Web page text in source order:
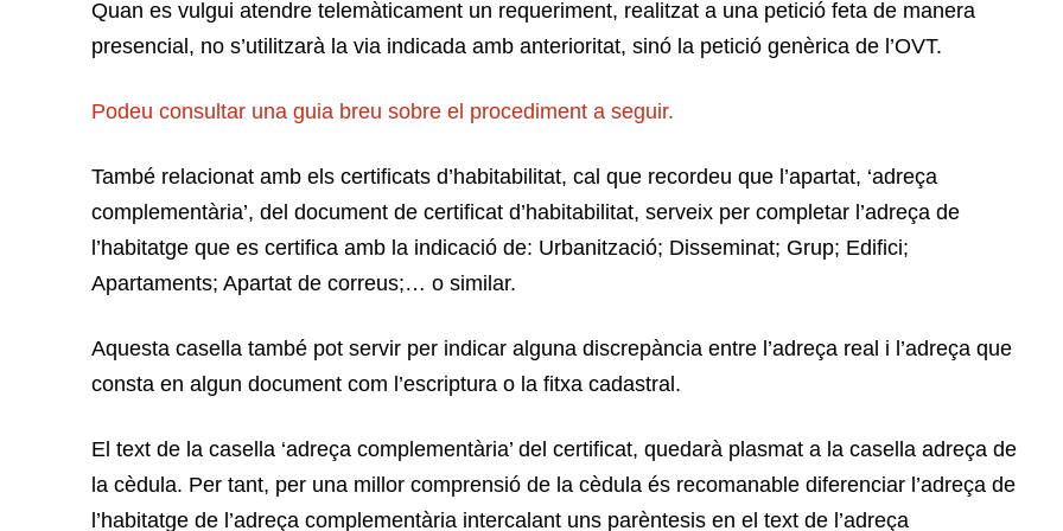
Quan es vulgui atendre telemàticament un requeriment, realitzat a una petició feta de manera
presencial, no s’utilitzarà la via indicada amb anterioritat, sinó la petició genèrica de l’OVT.
Podeu consultar una guia breu sobre el procediment a seguir.
També relacionat amb els certificats d’habitabilitat, cal que recordeu que l’apartat, ‘adreça
complementària’, del document de certificat d’habitabilitat, serveix per completar l’adreça de
l’habitatge que es certifica amb la indicació de: Urbanització; Disseminat; Grup; Edifici;
Apartaments; Apartat de correus;… o similar.
Aquesta casella també pot servir per indicar alguna discrepància entre l’adreça real i l’adreça que
consta en algun document com l’escriptura o la fitxa cadastral.
El text de la casella ‘adreça complementària’ del certificat, quedarà plasmat a la casella adreça de
la cèdula. Per tant, per una millor comprensió de la cèdula és recomanable diferenciar l’adreça de
l’habitatge de l’adreça complementària intercalant uns parèntesis en el text de l’adreça